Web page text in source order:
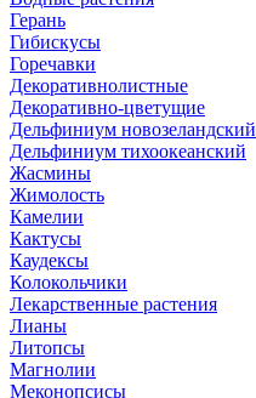
Герань
Гибискусы
Горечавки
Декоративнолистные
Декоративно-цветущие
Дельфиниум новозеландский
Дельфиниум тихоокеанский
Жасмины
Жимолость
Камелии
Кактусы
Каудексы
Колокольчики
Лекарственные растения
Лианы
Литопсы
Магнолии
Меконопсисы